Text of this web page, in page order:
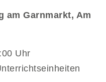
am Garnmarkt, Am
Uhr